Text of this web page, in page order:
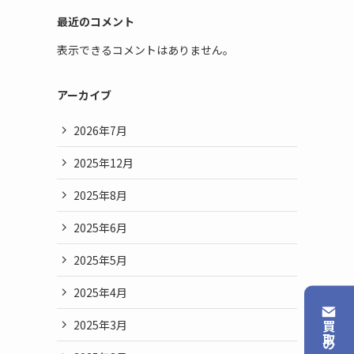
最近のコメント
表示できるコメントはありません。
アーカイブ
2026年7月
2025年12月
2025年8月
2025年6月
2025年5月
2025年4月
2025年3月